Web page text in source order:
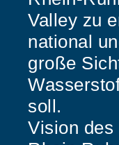
Valley zu
national
große
soll.
Vision des